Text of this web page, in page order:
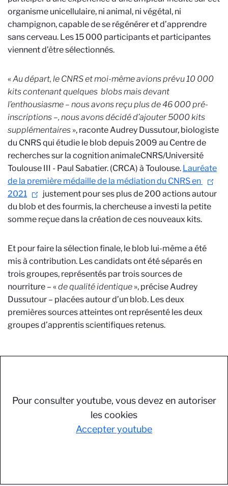
organisme unicellulaire, ni animal, ni végétal, ni
champignon, capable de se régénérer et d’apprendre
sans cerveau. Les 15 000 participants et participantes
viennent d’être sélectionnés.
«Au départ, le CNRS et moi-même avions prévu 10 000
kits contenant quelques blobs mais devant
l’enthousiasme – nous avons reçu plus de 46 000 pré-
inscriptions –, nous avons décidé d’ajouter 5000 kits
supplémentaires », raconte Audrey Dussutour, biologiste
du CNRS qui étudie le blob depuis 2009 au Centre de
recherches sur la cognition animaleCNRS/Université
Toulouse III - Paul Sabatier. (CRCA) à Toulouse. Lauréate
de la première médaille de la médiation du CNRS en
2021
justement pour ses plus de 200 actions autour
du blob et des fourmis, la chercheuse a investi la petite
somme reçue dans la création de ces nouveaux kits.
Et pour faire la sélection finale, le blob lui-même a été
mis à contribution. Les candidats ont été séparés en
trois groupes, représentés par trois sources de
nourriture – «de qualité identique », précise Audrey
Dussutour – placées autour d’un blob. Les deux
premières sources atteintes ont représenté les deux
groupes d’apprentis scientifiques retenus.
Pour consulter youtube, vous devez en autoriser
les cookies
Accepter youtube